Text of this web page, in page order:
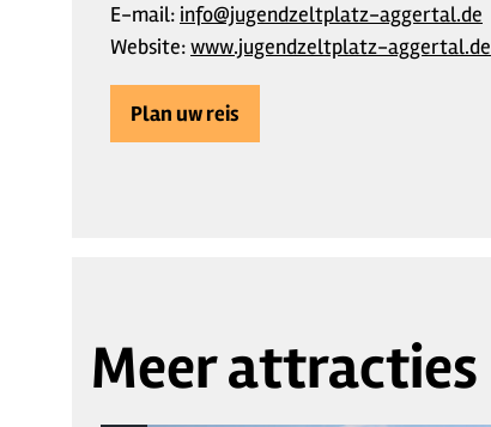
E-mail: info@jugendzeltplatz-aggertal.de
Website:www.jugendzeltplatz-aggertal.de
Plan uw reis
Meer attracties